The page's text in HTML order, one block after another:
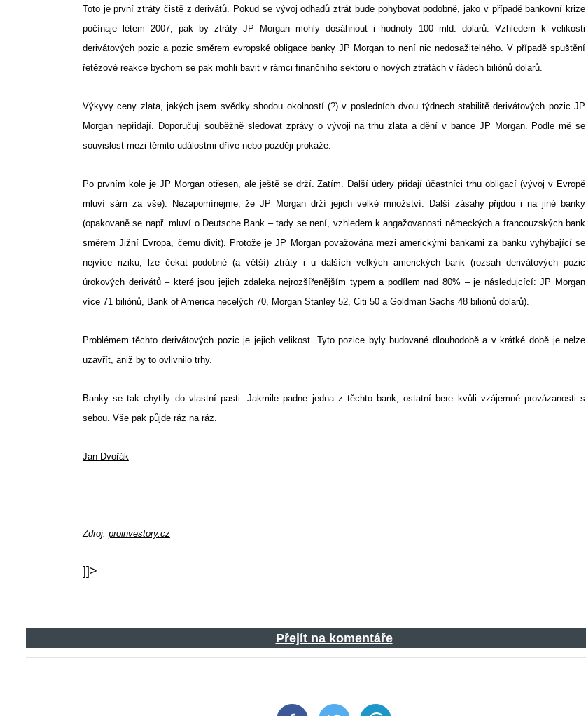
Toto je první ztráty čistě z derivátů. Pokud se vývoj odhadů ztrát bude pohybovat podobně, jako v případě bankovní krize
počínaje létem 2007, pak by ztráty JP Morgan mohly dosáhnout i hodnoty 100 mld. dolarů. Vzhledem k velikosti
derivátových pozic a pozic směrem evropské obligace banky JP Morgan to není nic nedosažitelného. V případě spuštění
řetězové reakce bychom se pak mohli bavit v rámci finančního sektoru o nových ztrátách v řádech biliónů dolarů.
Výkyvy ceny zlata, jakých jsem svědky shodou okolností (?) v posledních dvou týdnech stabilitě derivátových pozic JP
Morgan nepřidají. Doporučuji souběžně sledovat zprávy o vývoji na trhu zlata a dění v bance JP Morgan. Podle mě se
souvislost mezi těmito událostmi dříve nebo později prokáže.
Po prvním kole je JP Morgan otřesen, ale ještě se drží. Zatím. Další údery přidají účastníci trhu obligací (vývoj v Evropě
mluví sám za vše). Nezapomínejme, že JP Morgan drží jejich velké množství. Další zásahy přijdou i na jiné banky
(opakovaně se např. mluví o Deutsche Bank – tady se není, vzhledem k angažovanosti německých a francouzských bank
směrem Jižní Evropa, čemu divit). Protože je JP Morgan považována mezi americkými bankami za banku vyhýbající se
nejvíce riziku, lze čekat podobné (a větší) ztráty i u dalších velkých amerických bank (rozsah derivátových pozic
úrokových derivátů – které jsou jejich zdaleka nejrozšířenějším typem a podílem nad 80% – je následujcící: JP Morgan
více 71 biliónů, Bank of America necelých 70, Morgan Stanley 52, Citi 50 a Goldman Sachs 48 biliónů dolarů).
Problémem těchto derivátových pozic je jejich velikost. Tyto pozice byly budované dlouhodobě a v krátké době je nelze
uzavřít, aniž by to ovlivnilo trhy.
Banky se tak chytily do vlastní pasti. Jakmile padne jedna z těchto bank, ostatní bere kvůli vzájemné provázanosti s
sebou. Vše pak půjde ráz na ráz.
Jan Dvořák
Zdroj: proinvestory.cz
]]>
Přejít na komentáře